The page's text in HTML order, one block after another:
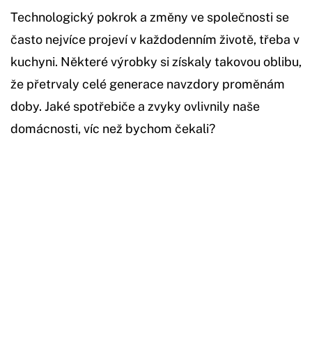
Technologický pokrok a změny ve společnosti se
často nejvíce projeví v každodenním životě, třeba v
kuchyni. Některé výrobky si získaly takovou oblibu,
že přetrvaly celé generace navzdory proměnám
doby. Jaké spotřebiče a zvyky ovlivnily naše
domácnosti, víc než bychom čekali?